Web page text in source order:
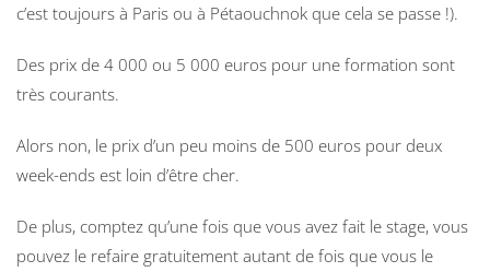
c’est toujours à Paris ou à Pétaouchnok que cela se passe !).
Des prix de 4 000 ou 5 000 euros pour une formation sont
très courants.
Alors non, le prix d’un peu moins de 500 euros pour deux
week-ends est loin d’être cher.
De plus, comptez qu’une fois que vous avez fait le stage, vous
pouvez le refaire gratuitement autant de fois que vous le